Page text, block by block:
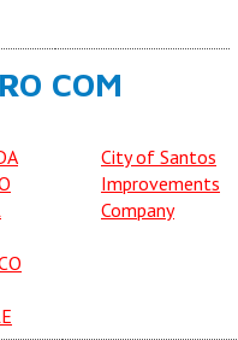
COM
City of Santos
Improvements
Company